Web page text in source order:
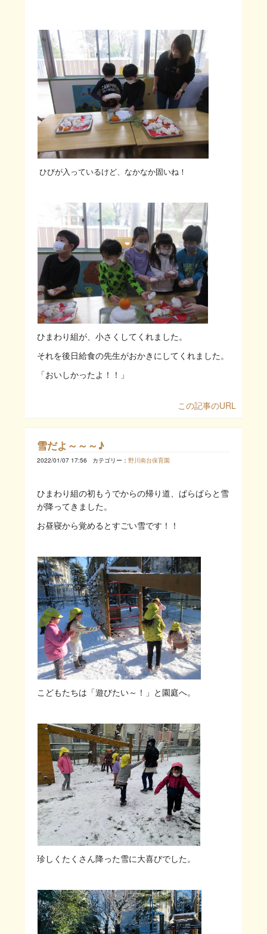
ひびが入っているけど、なかなか固いね！
ひまわり組が、小さくしてくれました。
それを後日給食の先生がおかきにしてくれました。
「おいしかったよ！！」
この記事のURL
雪だよ～～～♪
2022/01/07 17:56 カテゴリー： 野川南台保育園
ひまわり組の初もうでからの帰り道、ぱらぱらと雪
が降ってきました。
お昼寝から覚めるとすごい雪です！！
こどもたちは「遊びたい～！」と園庭へ。
珍しくたくさん降った雪に大喜びでした。